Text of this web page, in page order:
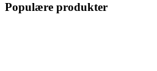
Populære produkter